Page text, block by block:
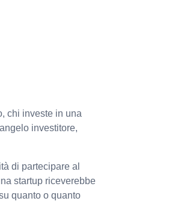
chi investe in una
investitore,
di partecipare al
startup riceverebbe
quanto o quanto